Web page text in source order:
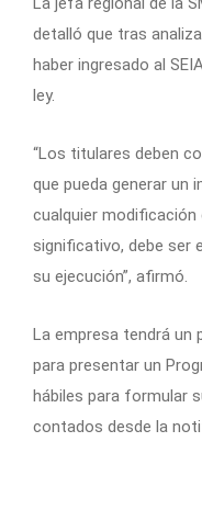
detalló que tras
haber ingresado al
ley.
“Los titulares deben
que pueda generar un
cualquier modificación
significativo, debe ser
su ejecución”, afirmó.
La empresa tendrá un
para presentar un
hábiles para formular
contados desde la